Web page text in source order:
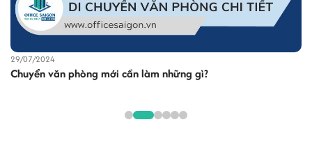
các phường mới tại Quận 4
VII.Lợi thế khi thuê văn phòng tại phường Xóm Chiếu
IX.Cách nhận báo giá văn phòng mới nhất tại phường
Xóm Chiếu
29/07/2024
Chuyển văn phòng mới cần làm những gì?